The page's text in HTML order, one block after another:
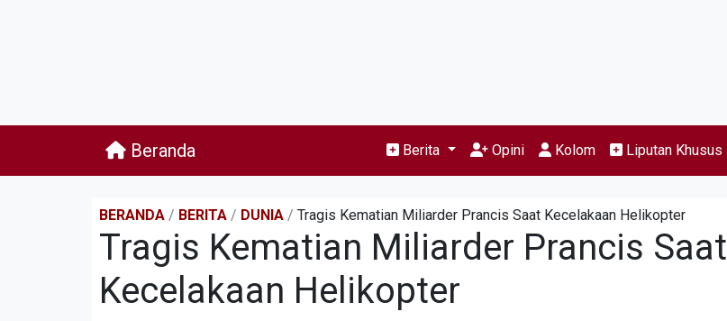
Beranda Berita Opini Kolom Liputan Khusus
BERANDA / BERITA / DUNIA / Tragis Kematian Miliarder Prancis Saat Kecelakaan Helikopter
Tragis Kematian Miliarder Prancis Saat
Kecelakaan Helikopter